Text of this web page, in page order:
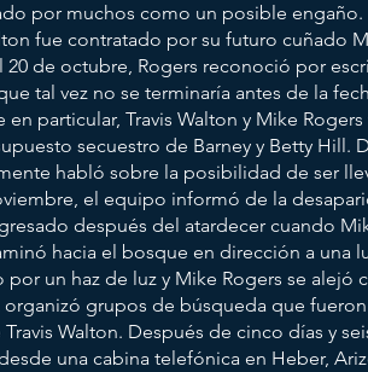
por muchos como un posible engaño.
fue contratado por su futuro cuñado
20 de octubre, Rogers reconoció por
tal vez no se terminaría antes de la
en particular, Travis Walton y Mike
secuestro de Barney y Betty Hill.
habló sobre la posibilidad de ser
el equipo informó de la
después del atardecer cuando
hacia el bosque en dirección a una
por un haz de luz y Mike Rogers se alejó
organizó grupos de búsqueda que
Walton. Después de cinco días y
una cabina telefónica en Heber,